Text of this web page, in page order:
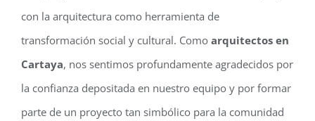
con la arquitectura como herramienta de
transformación social y cultural. Como arquitectos en
Cartaya, nos sentimos profundamente agradecidos por
la confianza depositada en nuestro equipo y por formar
parte de un proyecto tan simbólico para la comunidad